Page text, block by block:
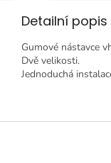
Detailní
Gumové nástavce
Dvě velikosti.
Jednoduchá
Z